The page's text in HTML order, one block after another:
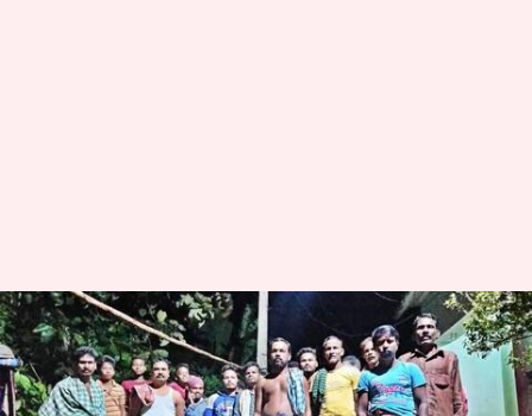
ओडिशा: उच्च जाति के घर से फूल
तोड़ने पर 40 दलित परिवारों का
सामाजिक बहिष्कार